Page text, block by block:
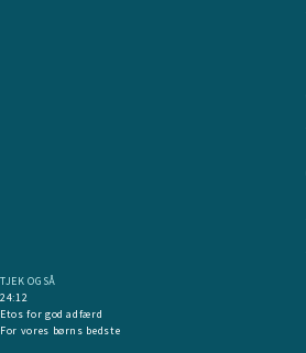
TJEK OGSÅ
24:12
Etos for god adfærd
For vores børns bedste